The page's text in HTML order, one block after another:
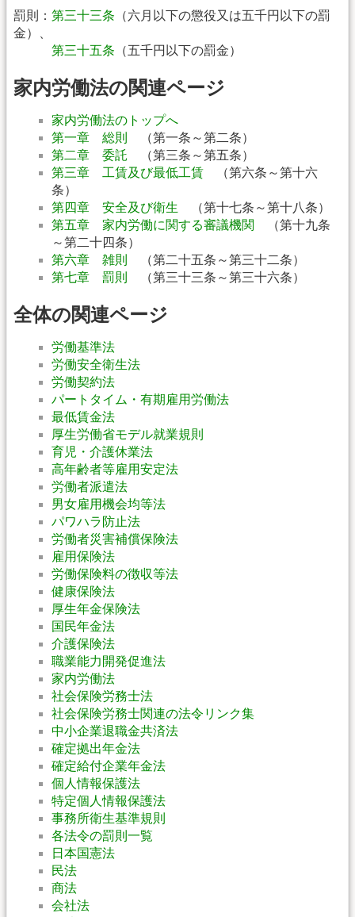
罰則： 第三十三条 （六月以下の懲役又は五千円以下の罰
金）、
第三十五条 （五千円以下の罰金）
家内労働法の関連ページ
家内労働法のトップへ
第一章 総則
（第一条～第二条）
第二章 委託 （第三条～第五条）
第三章 工賃及び最低工賃 （第六条～第十六
条）
第四章 安全及び衛生 （第十七条～第十八条）
第五章 家内労働に関する審議機関
（第十九条
～第二十四条）
第六章 雑則
（第二十五条～第三十二条）
第七章 罰則
（第三十三条～第三十六条）
全体の関連ページ
労働基準法
労働安全衛生法
労働契約法
パートタイム・有期雇用労働法
最低賃金法
厚生労働省モデル就業規則
育児・介護休業法
高年齢者等雇用安定法
労働者派遣法
男女雇用機会均等法
パワハラ防止法
労働者災害補償保険法
雇用保険法
労働保険料の徴収等法
健康保険法
厚生年金保険法
国民年金法
介護保険法
職業能力開発促進法
家内労働法
社会保険労務士法
社会保険労務士関連の法令リンク集
中小企業退職金共済法
確定拠出年金法
確定給付企業年金法
個人情報保護法
特定個人情報保護法
事務所衛生基準規則
各法令の罰則一覧
日本国憲法
民法
商法
会社法